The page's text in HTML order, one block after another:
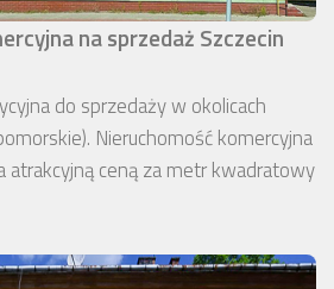
na sprzedaż Szczecin
do sprzedaży w okolicach
Nieruchomość komercyjna
atrakcyjną ceną za metr kwadratowy